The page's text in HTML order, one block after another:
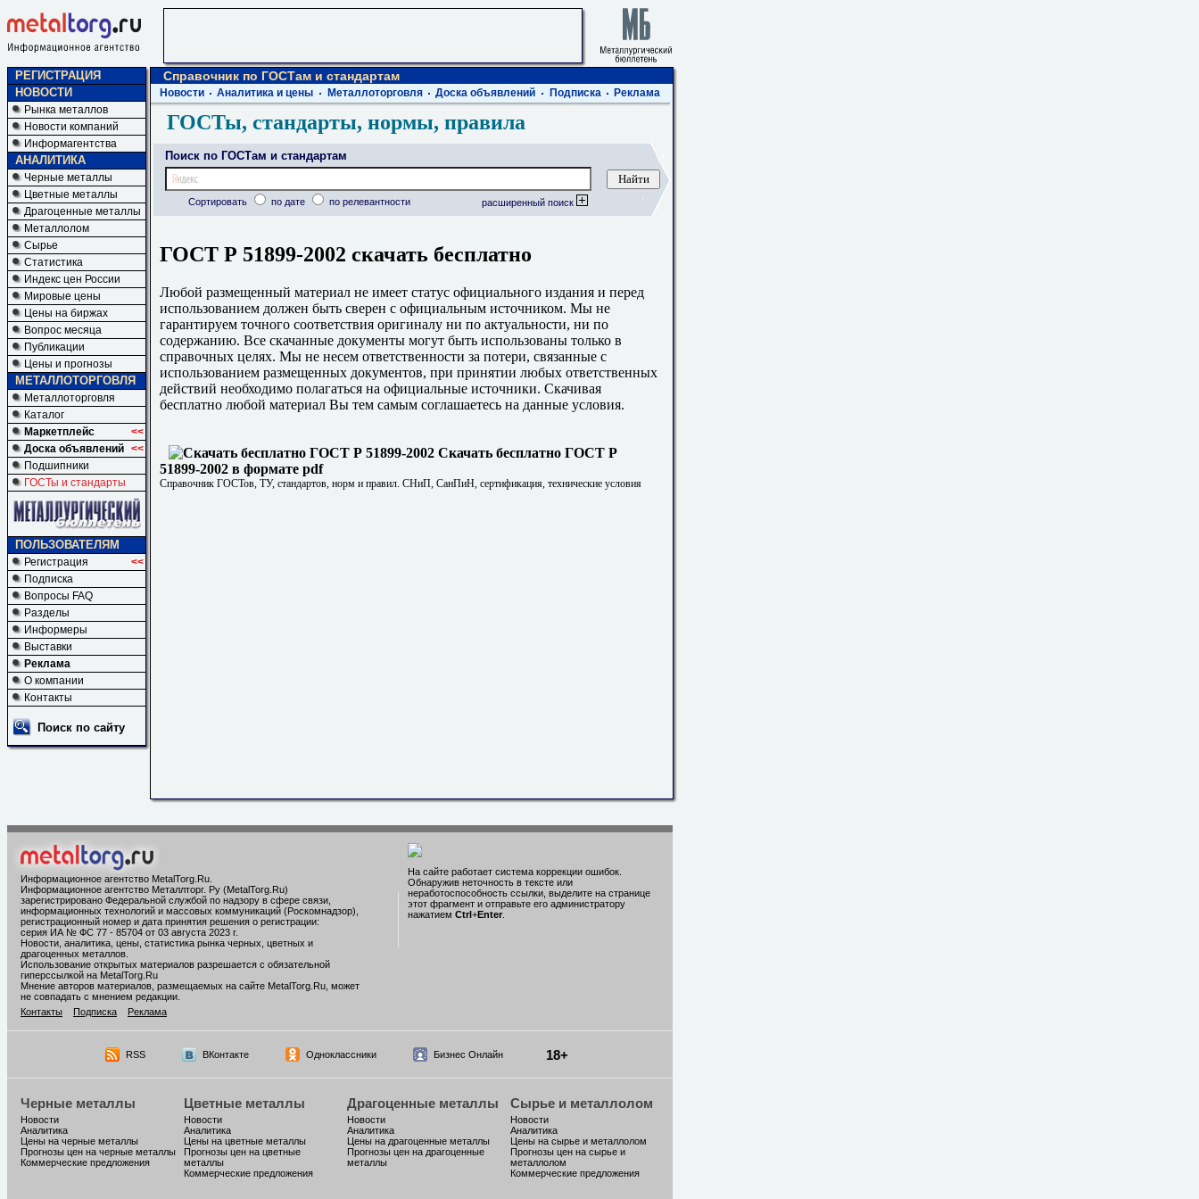
РЕГИСТРАЦИЯ
НОВОСТИ
Рынка металлов
Новости компаний
Информагентства
АНАЛИТИКА
Черные металлы
Цветные металлы
Драгоценные металлы
Металлолом
Сырье
Статистика
Индекс цен России
Мировые цены
Цены на биржах
Вопрос месяца
Публикации
Цены и прогнозы
МЕТАЛЛОТОРГОВЛЯ
Металлоторговля
Каталог
Маркетплейс
<<
Доска объявлений <<
Подшипники
ГОСТы и стандарты
ПОЛЬЗОВАТЕЛЯМ
Регистрация
<<
Подписка
Вопросы FAQ
Разделы
Информеры
Выставки
Реклама
О компании
Контакты
Поиск по сайту
Справочник по ГОСТам и стандартам
Новости Аналитика и цены Металлоторговля Доска объявлений Подписка Реклама
ГОСТы, стандарты, нормы, правила
Поиск по ГОСТам и стандартам
Сортировать по дате по релевантности расширенный поиск
ГОСТ Р 51899-2002 скачать бесплатно
Любой размещенный материал не имеет статус официального издания и перед
использованием должен быть сверен с официальным источником. Мы не
гарантируем точного соответствия оригиналу ни по актуальности, ни по
содержанию. Все скачанные документы могут быть использованы только в
справочных целях. Мы не несем ответственности за потери, связанные с
использованием размещенных документов, при принятии любых ответственных
действий необходимо полагаться на официальные источники. Скачивая
бесплатно любой материал Вы тем самым соглашаетесь на данные условия.
Скачать бесплатно ГОСТ Р
51899-2002 в формате pdf
Справочник ГОСТов, ТУ, стандартов, норм и правил. СНиП, СанПиН, сертификация, технические условия
Информационное агентство MetalTorg.Ru
Информационное агентство Металлторг. Ру (MetalTorg.Ru)
зарегистрировано Федеральной службой по надзору в сфере связи,
информационных технологий и массовых коммуникаций (Роскомнадзор),
регистрационный номер и дата принятия решения о регистрации:
серия ИА № ФС 77 - 85704 от 03 августа 2023 г.
Новости, аналитика, цены, статистика рынка черных, цветных и
драгоценных металлов.
Использование открытых материалов разрешается с обязательной
гиперссылкой на MetalTorg.Ru
Мнение авторов материалов, размещаемых на сайте MetalTorg.Ru, может
не совпадать с мнением редакции.
Контакты
Подписка Реклама
На сайте работает система коррекции ошибок.
Обнаружив неточность в тексте или
неработоспособность ссылки, выделите на странице
этот фрагмент и отправьте его администратору
нажатием Ctrl+Enter
RSS ВКонтакте Одноклассники Бизнес Онлайн 18+
Черные металлы
Новости
Аналитика
Цены на черные металлы
Прогнозы цен на черные металлы
Коммерческие предложения
Цветные металлы
Новости
Аналитика
Цены на цветные металлы
Прогнозы цен на цветные
металлы
Коммерческие предложения
Драгоценные металлы
Новости
Аналитика
Цены на драгоценные металлы
Прогнозы цен на драгоценные
металлы
Сырье и металлолом
Новости
Аналитика
Цены на сырье и металлолом
Прогнозы цен на сырье и
металлолом
Коммерческие предложения